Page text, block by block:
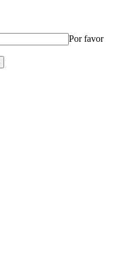
Por favor